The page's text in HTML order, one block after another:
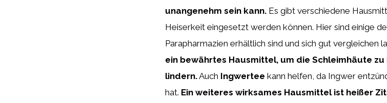
unangenehm sein kann. Es gibt verschiedene
Heiserkeit eingesetzt werden können. Hier sind einige
Parapharmazien erhältlich sind und sich gut vergleichen
ein bewährtes Hausmittel, um die Schleimhäute
lindern.Auch Ingwertee kann helfen, da Ingwer
hat. Ein weiteres wirksames Hausmittel ist heißer